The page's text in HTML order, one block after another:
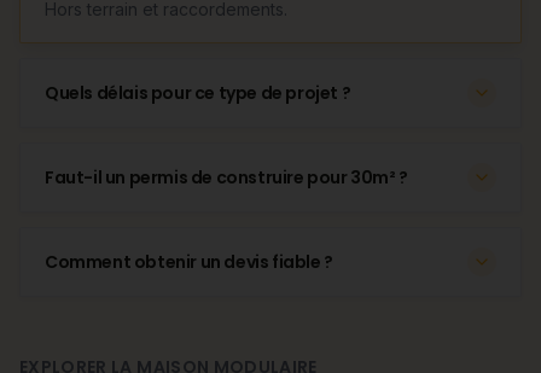
Hors terrain et raccordements.
Quels délais pour ce type de projet ?
Faut-il un permis de construire pour 30m² ?
Comment obtenir un devis fiable ?
EXPLORER LA MAISON MODULAIRE